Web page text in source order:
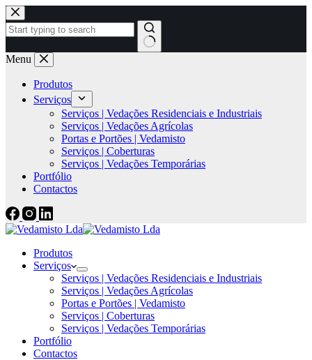
Menu
Produtos
Serviços
Serviços | Vedações Residenciais e Industriais
Serviços | Vedações Agrícolas
Portas e Portões | Vedamisto
Serviços | Coberturas
Serviços | Vedações Temporárias
Portfólio
Contactos
Produtos
Serviços
Serviços | Vedações Residenciais e Industriais
Serviços | Vedações Agrícolas
Portas e Portões | Vedamisto
Serviços | Coberturas
Serviços | Vedações Temporárias
Portfólio
Contactos